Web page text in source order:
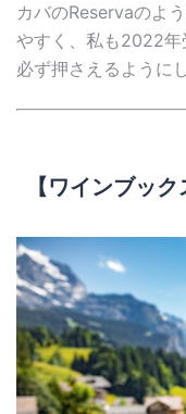
カバのReservaのよ
やすく、私も2022年
必ず押さえるように
【ワインブッ